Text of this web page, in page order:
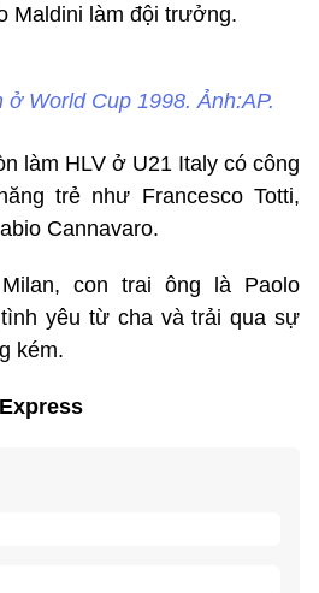
Maldini làm đội trưởng.
World Cup 1998. Ảnh:AP.
làm HLV ở U21 Italy có công
trẻ như Francesco Totti,
Cannavaro.
con trai ông là Paolo
yêu từ cha và trải qua sự
kém.